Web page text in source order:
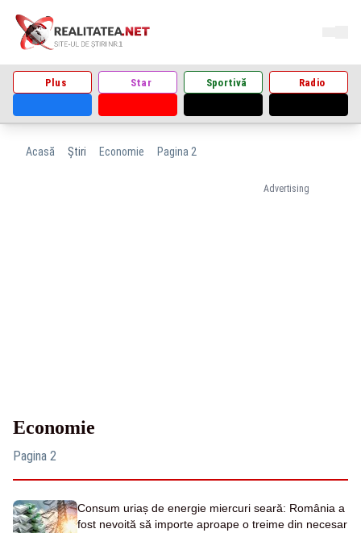
Plus Star Sportivă Radio
Acasă Știri Economie Pagina 2
Advertising
Economie
Pagina 2
Consum uriaș de energie miercuri seară: România a
fost nevoită să importe aproape o treime din necesar